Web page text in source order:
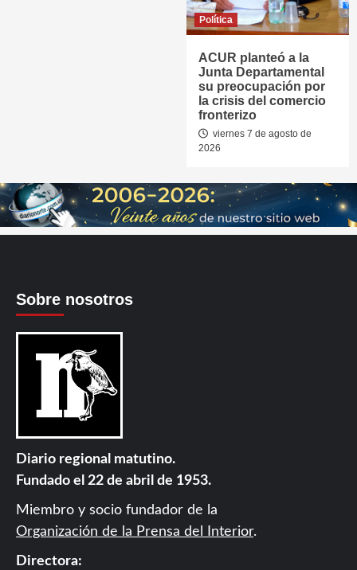
Política
ACUR planteó a la
Junta Departamental
su preocupación por
la crisis del comercio
fronterizo
viernes 7 de agosto de
2026
Sobre nosotros
Diario regional matutino.
Fundado el 22 de abril de 1953.
Miembro y socio fundador de la
Organización de la Prensa del Interior.
Directora: